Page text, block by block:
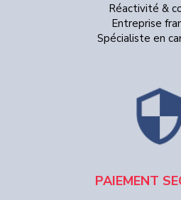
Réactivité &
Entreprise
Spécialiste en
PAIEMENT